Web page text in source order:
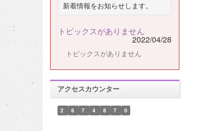
新着情報をお知らせします。
トピックスがありません
2022/04/28
トピックスがありません
アクセスカウンター
2 6 7 4 8 7 0